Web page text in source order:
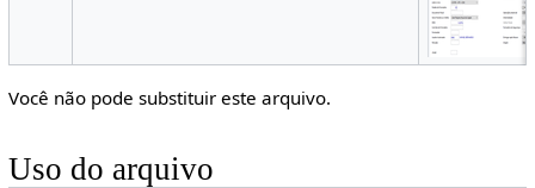
Você não pode substituir este arquivo.
Uso do arquivo